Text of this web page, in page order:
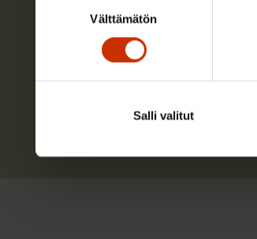
Välttämätön
Salli valitut